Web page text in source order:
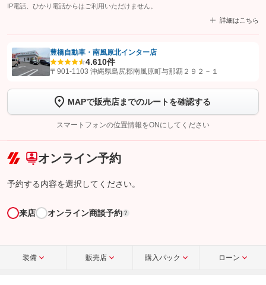
IP電話、ひかり電話からはご利用いただけません。
詳細はこちら
【STEP1】
認証画面でグーネットを友だち追加してから「許可する」ボタンを押
トーク画面で
ボタンをタップして問い合わせを
完了してください。
こちら
豊橋自動車・南風原北インター店
4.610件
〒901-1103 沖縄県島尻郡南風原町与那覇２９２－１
MAPで販売店までのルートを確認する
スマートフォンの位置情報をONにしてください
オンライン予約
予約する内容を選択してください。
来店 オンライン商談予約 ?
装備 販売店 購入パック ローン